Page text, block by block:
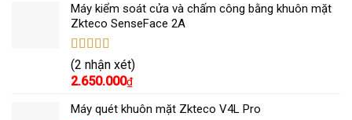
Máy kiểm soát cửa và chấm công bằng khuôn mặt
Zkteco SenseFace 2A
Được xếp
hạng5.005
sao
(2 nhận xét)
2.650.000₫
Máy quét khuôn mặt Zkteco V4L Pro